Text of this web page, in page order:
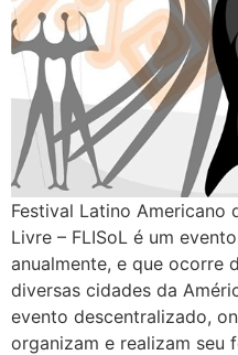
Festival Latino Americano
Livre – FLISoL é um
anualmente, e que ocorre
diversas cidades da
evento descentralizado,
organizam e realizam seu